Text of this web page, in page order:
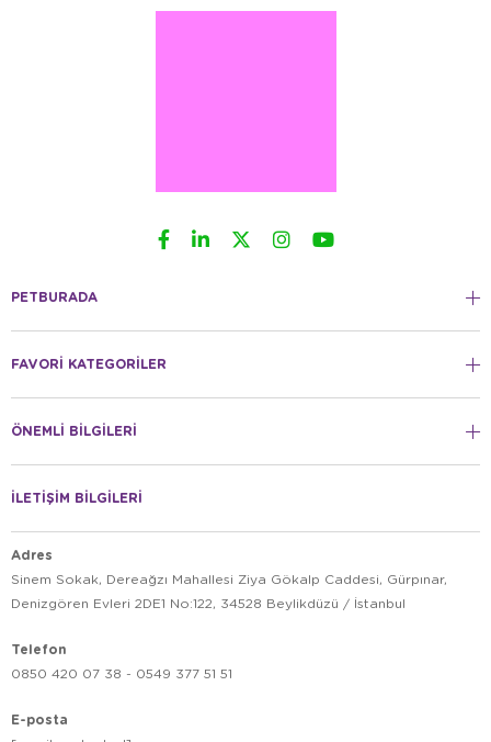
PETBURADA
FAVORİ KATEGORİLER
ÖNEMLİ BİLGİLERİ
İLETİŞİM BİLGİLERİ
Adres
Sinem Sokak, Dereağzı Mahallesi Ziya Gökalp Caddesi, Gürpınar,
Denizgören Evleri 2DE1 No:122, 34528 Beylikdüzü / İstanbul
Telefon
0850 420 07 38 - 0549 377 51 51
E-posta